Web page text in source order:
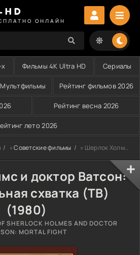
HD
ОНЛАЙН
Фильмы 4K Ultra HD Сериалы
Мультфильмы Рейтинг фильмов 2026
Рейтинг весна 2026
лето 2026
»Советские фильмы » Шерлок Холмс и доктор Ватсон: Смертельная схватка (ТВ) (1980)
и доктор Ватсон:
схватка (ТВ)
(1980)
SHERLOCK HOLMES AND DOCTOR
MORTAL FIGHT